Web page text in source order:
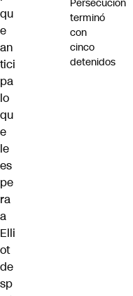
qu
e
an
tici
pa
lo
qu
e
le
es
pe
ra
a
Elli
ot
de
sp
Persecución
terminó
con
cinco
detenidos